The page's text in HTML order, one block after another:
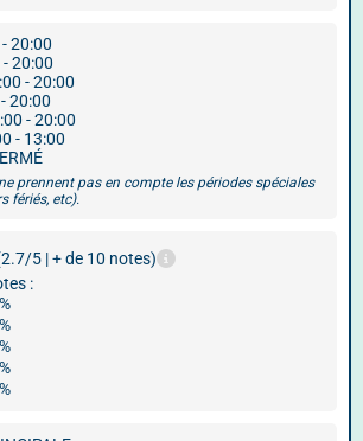
20:00
20:00
- 20:00
20:00
- 20:00
- 13:00
prennent pas en compte les périodes spéciales
fériés, etc).
5 | + de 10 notes)
: